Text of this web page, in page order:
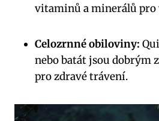
vitaminů a minerálů pro
Celozrnné obiloviny:
nebo batát jsou dobrým
pro zdravé trávení.